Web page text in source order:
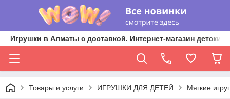
Игрушки в Алматы с доставкой. Интернет-магазин
Товары и услуги ИГРУШКИ ДЛЯ ДЕТЕЙ Мягкие